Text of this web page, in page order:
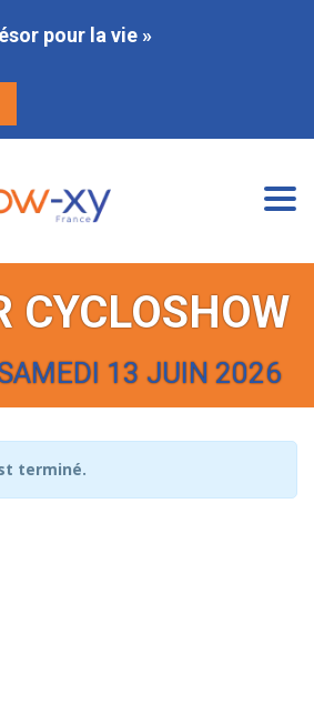
pour la vie »
CYCLOSHOW
13 JUIN 2026
terminé.